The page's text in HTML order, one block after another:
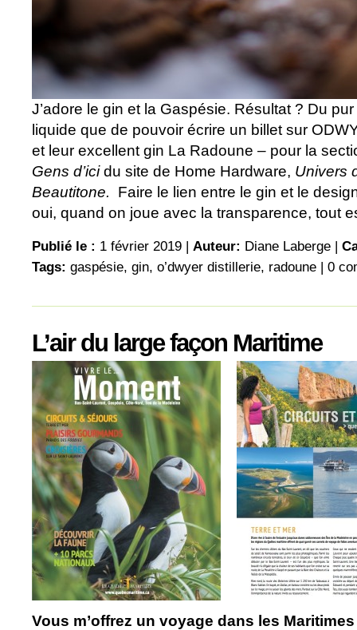
J’adore le gin et la Gaspésie. Résultat ? Du pur
liquide que de pouvoir écrire un billet sur
et leur excellent gin La Radoune – pour la
Gens d’icidu site de Home Hardware, Univers
Beautitone. Faire le lien entre le gin et le
oui, quand on joue avec la transparence, tout
Publié le : 1 février 2019 | Auteur: Diane Laberge |
Tags: gaspésie, gin, o’dwyer distillerie, radoune | 0
L’air du large façon Maritime
Vous m’offrez un voyage dans les